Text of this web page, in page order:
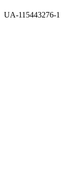
UA-115443276-1